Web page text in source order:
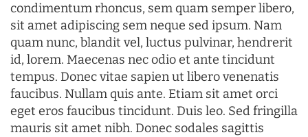
condimentum rhoncus, sem quam semper libero,
sit amet adipiscing sem neque sed ipsum. Nam
quam nunc, blandit vel, luctus pulvinar, hendrerit
id, lorem. Maecenas nec odio et ante tincidunt
tempus. Donec vitae sapien ut libero venenatis
faucibus. Nullam quis ante. Etiam sit amet orci
eget eros faucibus tincidunt. Duis leo. Sed fringilla
mauris sit amet nibh. Donec sodales sagittis